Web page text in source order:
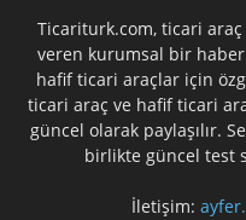
Ticariturk.com, ticari
veren kurumsal bir haber
hafif ticari araçlar için
ticari araç ve hafif ticari
güncel olarak paylaşılır.
birlikte güncel test
İletişim: